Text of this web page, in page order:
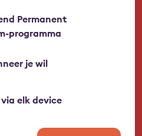
Permanent
programma
je wil
elk device